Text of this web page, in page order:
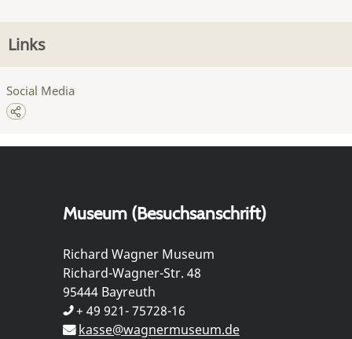
Links
Social Media
Museum (Besuchsanschrift)
Richard Wagner Museum
Richard-Wagner-Str. 48
95444 Bayreuth
+ 49 921- 75728-16
kasse@wagnermuseum.de